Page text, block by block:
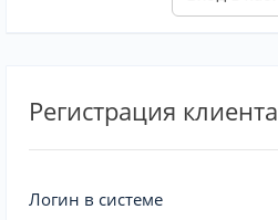
Регистрация клиента
Логин в системе